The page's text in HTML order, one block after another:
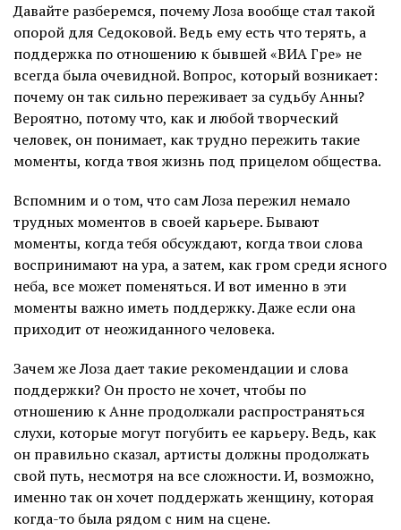
Давайте разберемся, почему Лоза вообще стал такой
опорой для Седоковой. Ведь ему есть что терять, а
поддержка по отношению к бывшей «ВИА Гре» не
всегда была очевидной. Вопрос, который возникает:
почему он так сильно переживает за судьбу Анны?
Вероятно, потому что, как и любой творческий
человек, он понимает, как трудно пережить такие
моменты, когда твоя жизнь под прицелом общества.
Вспомним и о том, что сам Лоза пережил немало
трудных моментов в своей карьере. Бывают
моменты, когда тебя обсуждают, когда твои слова
воспринимают на ура, а затем, как гром среди ясного
неба, все может поменяться. И вот именно в эти
моменты важно иметь поддержку. Даже если она
приходит от неожиданного человека.
Зачем же Лоза дает такие рекомендации и слова
поддержки? Он просто не хочет, чтобы по
отношению к Анне продолжали распространяться
слухи, которые могут погубить ее карьеру. Ведь, как
он правильно сказал, артисты должны продолжать
свой путь, несмотря на все сложности. И, возможно,
именно так он хочет поддержать женщину, которая
когда-то была рядом с ним на сцене.